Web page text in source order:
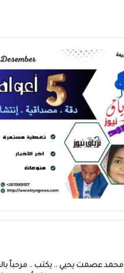
محمد عصمت يحيي .. يكتب .. مرحباً